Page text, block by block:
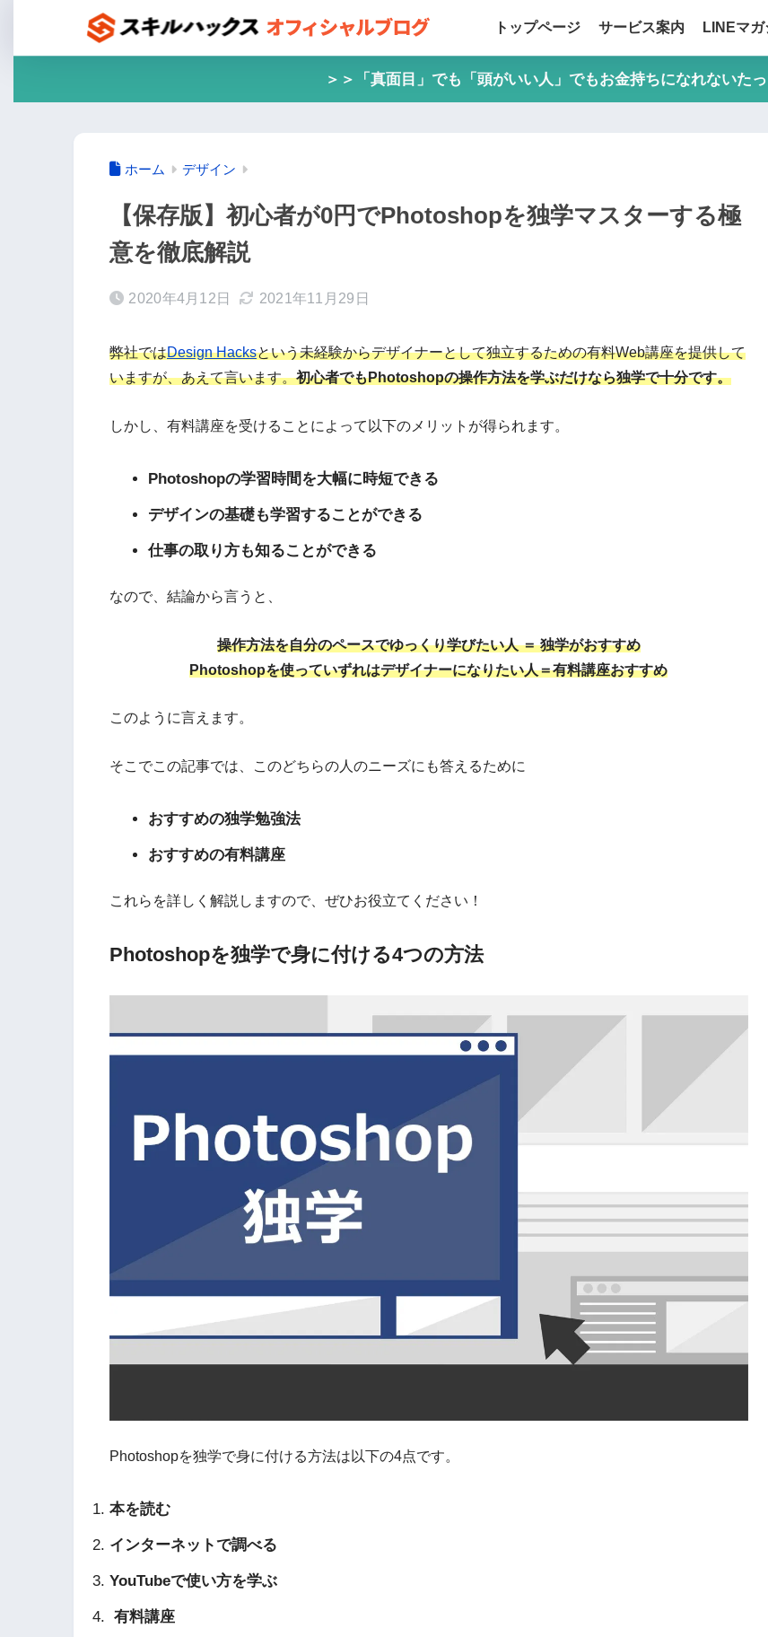
トップページ サービス案内 LINEマガ
＞＞「真面目」でも「頭がいい人」でもお金持ちになれないた
ホーム デザイン
【保存版】初心者が0円でPhotoshopを独学マスターする極
意を徹底解説
2020年4月12日 2021年11月29日
弊社ではDesign Hacksという未経験からデザイナーとして独立するための有料Web講座を提供して
いますが、あえて言います。初心者でもPhotoshopの操作方法を学ぶだけなら独学で十分です。
しかし、有料講座を受けることによって以下のメリットが得られます。
Photoshopの学習時間を大幅に時短できる
デザインの基礎も学習することができる
仕事の取り方も知ることができる
なので、結論から言うと、
操作方法を自分のペースでゆっくり学びたい人 ＝ 独学がおすすめ
Photoshopを使っていずれはデザイナーになりたい人＝有料講座おすすめ
このように言えます。
そこでこの記事では、このどちらの人のニーズにも答えるために
おすすめの独学勉強法
おすすめの有料講座
これらを詳しく解説しますので、ぜひお役立てください！
Photoshopを独学で身に付ける4つの方法
Photoshopを独学で身に付ける方法は以下の4点です。
本を読む
インターネットで調べる
YouTubeで使い方を学ぶ
有料講座